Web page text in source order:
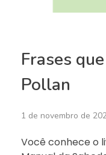
Frases
Pollan
1 de novembro de
Você conhece o